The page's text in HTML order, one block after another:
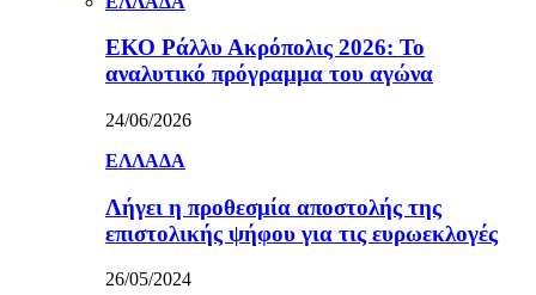
ΕΚΟ Ράλλυ Ακρόπολις 2026: Το
αναλυτικό πρόγραμμα του αγώνα
24/06/2026
ΕΛΛΑΔΑ
Λήγει η προθεσμία αποστολής της
επιστολικής ψήφου για τις ευρωεκλογές
26/05/2024